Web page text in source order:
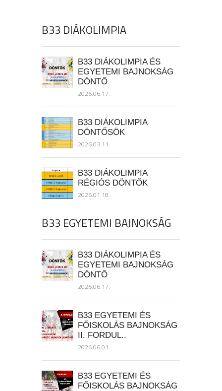
B33 DIÁKOLIMPIA
B33 DIÁKOLIMPIA ÉS
EGYETEMI BAJNOKSÁG
DÖNTŐ
2026.06.17.
B33 DIÁKOLIMPIA
DÖNTŐSÖK
2026.03.11.
B33 DIÁKOLIMPIA
RÉGIÓS DÖNTŐK
2026.01.18.
B33 EGYETEMI BAJNOKSÁG
B33 DIÁKOLIMPIA ÉS
EGYETEMI BAJNOKSÁG
DÖNTŐ
2026.06.17.
B33 EGYETEMI ÉS
FŐISKOLÁS BAJNOKSÁG
II. FORDUL..
2026.06.01.
B33 EGYETEMI ÉS
FŐISKOLÁS BAJNOKSÁG